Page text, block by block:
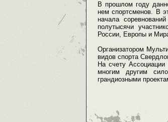
В прошлом году
нем спортсменов. В
начала
полутысячи
России, Европы и
Организатором
видов спорта
На счету
многим другим
грандиозными